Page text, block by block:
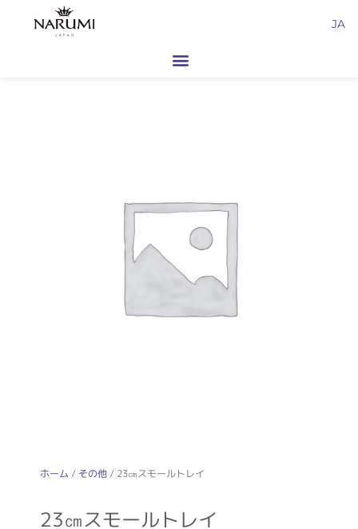
JA
ホーム / その他/ 23㎝スモールトレイ
23㎝スモールトレイ